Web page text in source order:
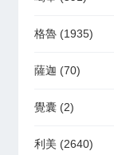
格魯 (1935)
薩迦 (70)
覺囊 (2)
利美 (2640)